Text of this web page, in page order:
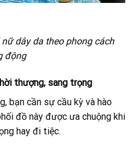
dây da theo phong cách
động
thượng, sang trọng
bạn cần sự cầu kỳ và hào
đồ này được ưa chuộng khi
hay đi tiệc.